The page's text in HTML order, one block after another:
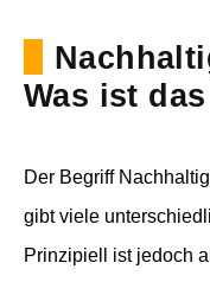
Was ist
Der Begriff
gibt viele
Prinzipiell ist jedoch